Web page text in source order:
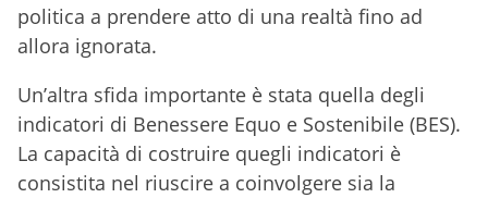
politica a prendere atto di una realtà fino ad
allora ignorata.
Un’altra sfida importante è stata quella degli
indicatori di Benessere Equo e Sostenibile (BES).
La capacità di costruire quegli indicatori è
consistita nel riuscire a coinvolgere sia la